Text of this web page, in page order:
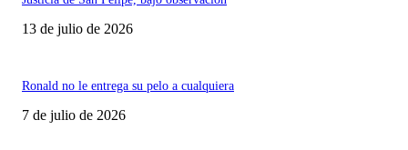
13 de julio de 2026
Ronald no le entrega su pelo a cualquiera
7 de julio de 2026